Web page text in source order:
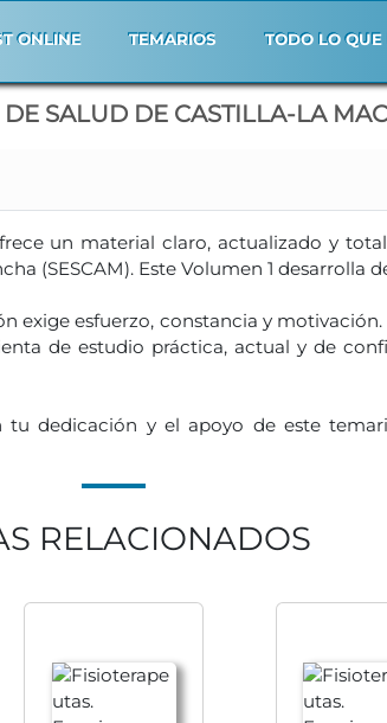
ONLINE TEMARIOS TODO LO QUE
SALUD DE CASTILLA-LA
un material claro, actualizado y
(SESCAM). Este Volumen 1 desarrolla
exige esfuerzo, constancia y
de estudio práctica, actual y de
tu dedicación y el apoyo de este
RELACIONADOS